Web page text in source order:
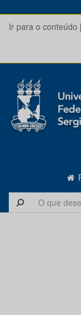
Ir para o conteúdo